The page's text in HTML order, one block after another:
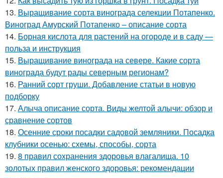
13. Выращивание сорта винограда селекции Потапенко.
Виноград Амурский Потапенко – описание сорта
14. Борная кислота для растений на огороде и в саду —
польза и инструкция
15. Выращивание винограда на севере. Какие сорта
винограда будут рады северным регионам?
16. Ранний сорт груши. Добавление статьи в новую
подборку
17. Алыча описание сорта. Виды желтой алычи: обзор и
сравнение сортов
18. Осенние сроки посадки садовой земляники. Посадка
клубники осенью: схемы, способы, сорта
19. 8 правил сохранения здоровья влагалища. 10
золотых правил женского здоровья: рекомендации